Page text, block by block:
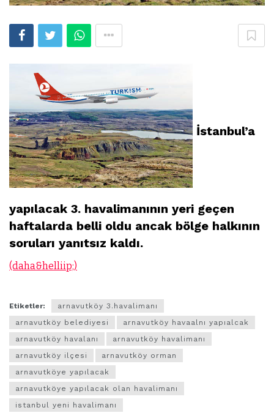
İstanbul’a
yapılacak 3. havalimanının yeri geçen
haftalarda belli oldu ancak bölge halkının
soruları yanıtsız kaldı.
(daha&helliip;)
Etiketler:
arnavutköy 3.havalimanı
arnavutköy belediyesi
arnavutköy havaalnı yapıalcak
arnavutköy havalanı
arnavutköy havalimanı
arnavutköy ilçesi
arnavutköy orman
arnavutköye yapılacak
arnavutköye yapılacak olan havalimanı
istanbul yeni havalimanı